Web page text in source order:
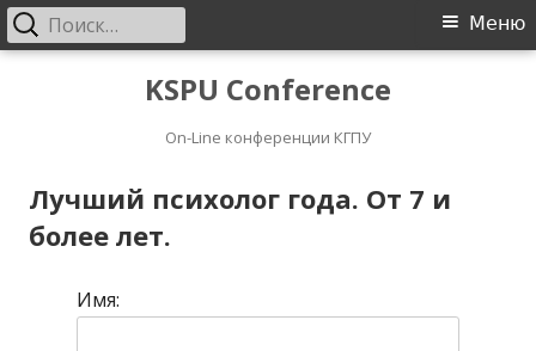
KSPU Conference
On-Line конференции КГПУ
Основное
Меню
Найти:
Лучший психолог года. От 7 и
более лет.
Имя: